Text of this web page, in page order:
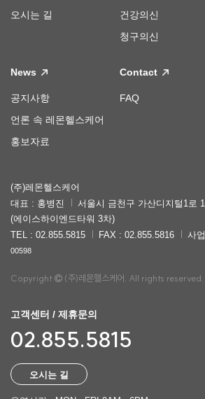
오시는 길
건강의신
청구의신
News
공지사항
언론 속 레몬헬스케어
홍보자료
Contact
FAQ
(주)레몬헬스케어
대표 : 홍병진
서울시 금천구 가산디지털1로
(에이스하이엔드타워 3차)
TEL : 02.855.5815
FAX : 02.855.5816 사
00598
Copyright (주)레몬헬스케어. All rights reserved.
고객센터 / 제휴문의
02.855.5815
오시는 길